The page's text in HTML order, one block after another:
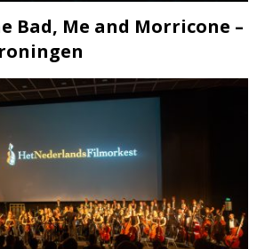
Bad, Me and Morricone –